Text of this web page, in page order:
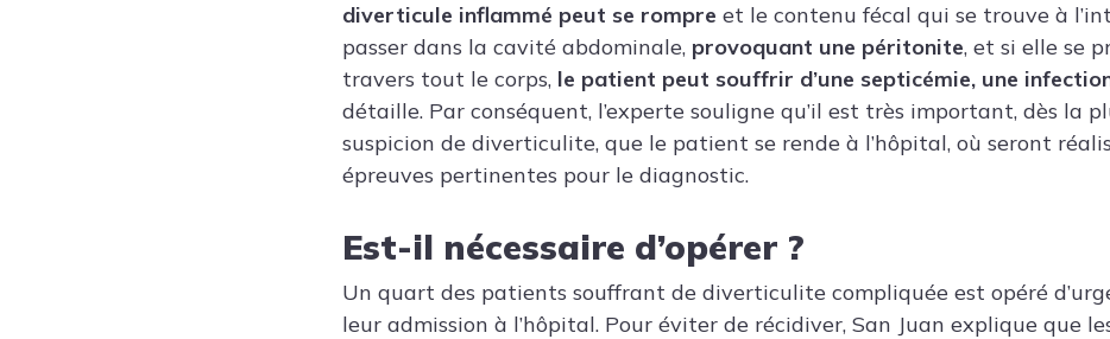
diverticule inflammé peut se rompre et le contenu fécal qui se trouve à
passer dans la cavité abdominale, provoquant une péritonite, et si elle se
travers tout le corps, le patient peut souffrir d’une septicémie, une
détaille. Par conséquent, l’experte souligne qu’il est très important, dès la
suspicion de diverticulite, que le patient se rende à l’hôpital, où seront
épreuves pertinentes pour le diagnostic.
Est-il nécessaire d’opérer ?
Un quart des patients souffrant de diverticulite compliquée est opéré
leur admission à l’hôpital. Pour éviter de récidiver, San Juan explique que